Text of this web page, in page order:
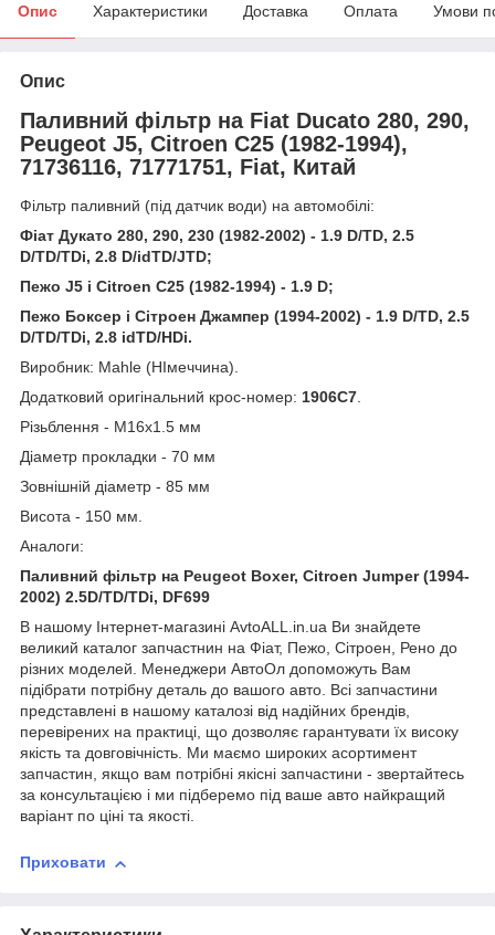
Опис Характеристики Доставка Оплата Умови
Опис
Паливний фільтр на Fiat Ducato 280, 290,
Peugeot J5, Citroen C25 (1982-1994),
71736116, 71771751, Fiat, Китай
Фільтр паливний (під датчик води) на автомобілі:
Фіат Дукато 280, 290, 230 (1982-2002) - 1.9 D/TD, 2.5
D/TD/TDi, 2.8 D/idTD/JTD;
Пежо J5 і Citroen C25 (1982-1994) - 1.9 D;
Пежо Боксер і Сітроен Джампер (1994-2002) - 1.9 D/TD, 2.5
D/TD/TDi, 2.8 idTD/HDi.
Виробник: Mahle (НІмеччина).
Додатковий оригінальний крос-номер: 1906С7.
Різьблення - М16х1.5 мм
Діаметр прокладки - 70 мм
Зовнішній діаметр - 85 мм
Висота - 150 мм.
Аналоги:
Паливний фільтр на Peugeot Boxer, Citroen Jumper (1994-
2002) 2.5D/TD/TDi, DF699
В нашому Інтернет-магазині AvtoALL.in.ua Ви знайдете
великий каталог запчастнин на Фіат, Пежо, Сітроен, Рено до
різних моделей. Менеджери АвтоОл допоможуть Вам
підібрати потрібну деталь до вашого авто. Всі запчастини
представлені в нашому каталозі від надійних брендів,
перевірених на практиці, що дозволяє гарантувати їх високу
якість та довговічність. Ми маємо широких асортимент
запчастин, якщо вам потрібні якісні запчастини - звертайтесь
за консультацією і ми підберемо під ваше авто найкращий
варіант по ціні та якості.
Приховати